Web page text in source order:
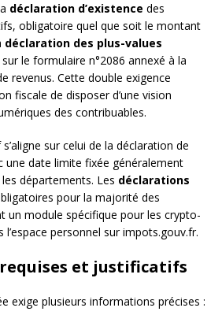
déclaration d’existence des
obligatoire quel que soit le montant
déclaration des plus-values
le formulaire n°2086 annexé à la
revenus. Cette double exigence
fiscale de disposer d’une vision
des contribuables.
sur celui de la déclaration de
une date limite fixée généralement
départements. Les déclarations
pour la majorité des
un module spécifique pour les crypto-
l’espace personnel sur impots.gouv.fr.
et justificatifs
exige plusieurs informations précises :